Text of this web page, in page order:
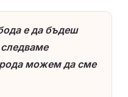
е да бъдеш
можем да сме